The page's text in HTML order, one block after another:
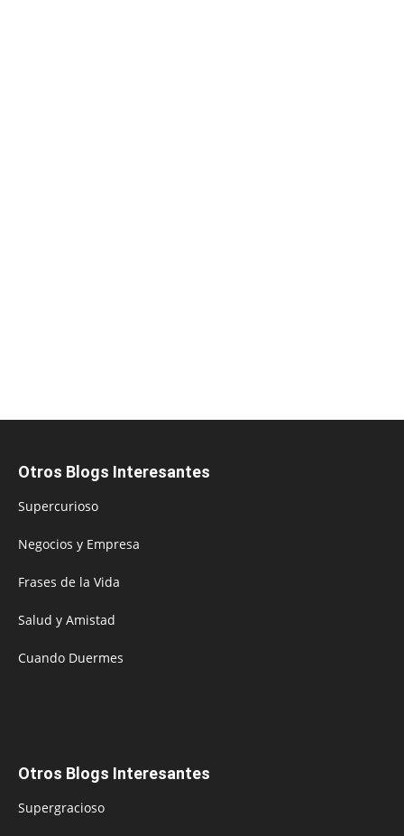
Otros Blogs Interesantes
Supercurioso
Negocios y Empresa
Frases de la Vida
Salud y Amistad
Cuando Duermes
Otros Blogs Interesantes
Supergracioso